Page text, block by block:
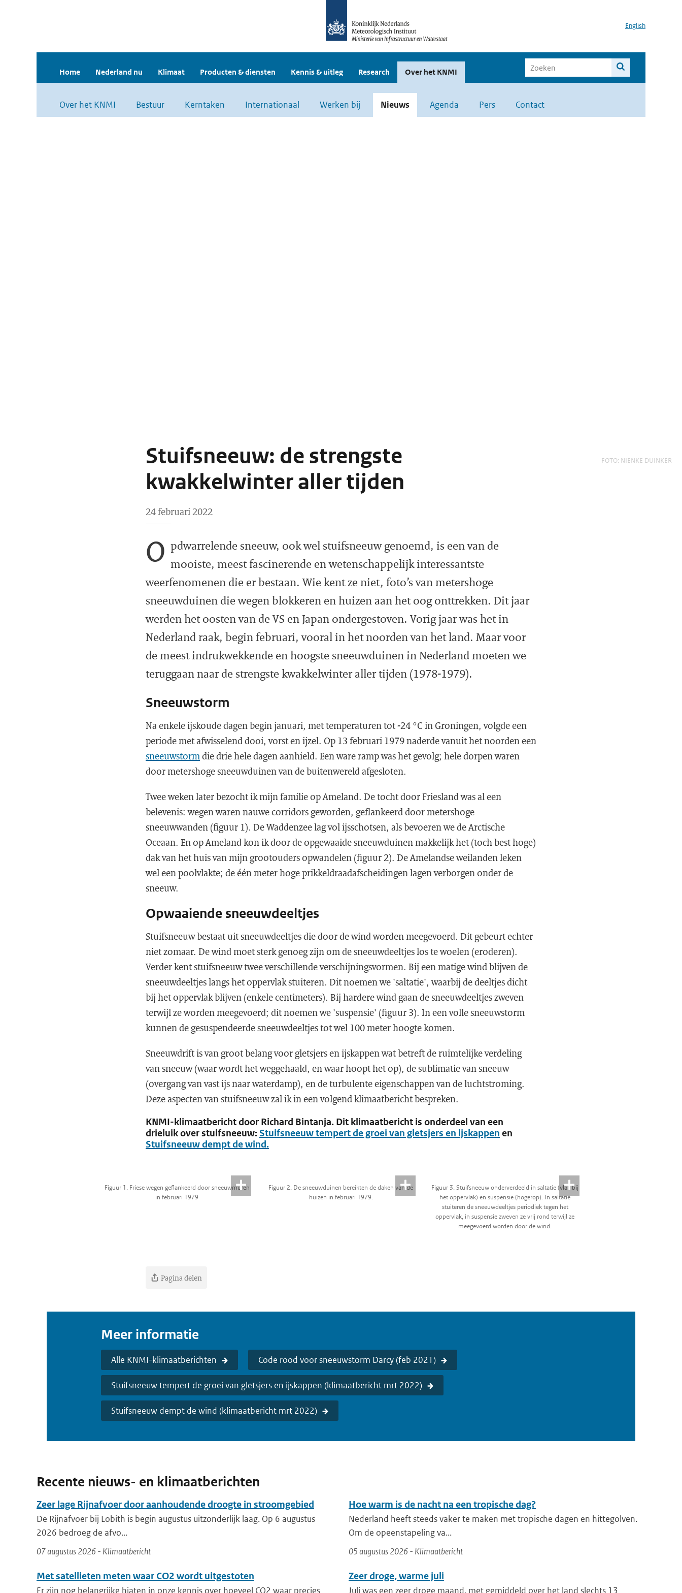
English
Home Nederland nu Klimaat Producten & diensten Kennis & uitleg Research Over het KNMI
Over het KNMI Bestuur Kerntaken Internationaal Werken bij Nieuws Agenda Pers Contact
FOTO: NIENKE DUINKER
Stuifsneeuw: de strengste
kwakkelwinter aller tijden
24 februari 2022
O pdwarrelende sneeuw, ook wel stuifsneeuw genoemd, is een van de
mooiste, meest fascinerende en wetenschappelijk interessantste
weerfenomenen die er bestaan. Wie kent ze niet, foto’s van metershoge
sneeuwduinen die wegen blokkeren en huizen aan het oog onttrekken. Dit jaar
werden het oosten van de VS en Japan ondergestoven. Vorig jaar was het in
Nederland raak, begin februari, vooral in het noorden van het land. Maar voor
de meest indrukwekkende en hoogste sneeuwduinen in Nederland moeten we
teruggaan naar de strengste kwakkelwinter aller tijden (1978-1979).
Sneeuwstorm
Na enkele ijskoude dagen begin januari, met temperaturen tot -24 °C in Groningen, volgde een
periode met afwisselend dooi, vorst en ijzel. Op 13 februari 1979 naderde vanuit het noorden een
sneeuwstormdie drie hele dagen aanhield. Een ware ramp was het gevolg; hele dorpen waren
door metershoge sneeuwduinen van de buitenwereld afgesloten.
Twee weken later bezocht ik mijn familie op Ameland. De tocht door Friesland was al een
belevenis: wegen waren nauwe corridors geworden, geflankeerd door metershoge
sneeuwwanden (figuur 1). De Waddenzee lag vol ijsschotsen, als bevoeren we de Arctische
Oceaan. En op Ameland kon ik door de opgewaaide sneeuwduinen makkelijk het (toch best hoge)
dak van het huis van mijn grootouders opwandelen (figuur 2). De Amelandse weilanden leken
wel een poolvlakte; de één meter hoge prikkeldraadafscheidingen lagen verborgen onder de
sneeuw.
Opwaaiende sneeuwdeeltjes
Stuifsneeuw bestaat uit sneeuwdeeltjes die door de wind worden meegevoerd. Dit gebeurt echter
niet zomaar. De wind moet sterk genoeg zijn om de sneeuwdeeltjes los te woelen (eroderen).
Verder kent stuifsneeuw twee verschillende verschijningsvormen. Bij een matige wind blijven de
sneeuwdeeltjes langs het oppervlak stuiteren. Dit noemen we 'saltatie', waarbij de deeltjes dicht
bij het oppervlak blijven (enkele centimeters). Bij hardere wind gaan de sneeuwdeeltjes zweven
terwijl ze worden meegevoerd; dit noemen we 'suspensie' (figuur 3). In een volle sneeuwstorm
kunnen de gesuspendeerde sneeuwdeeltjes tot wel 100 meter hoogte komen.
Sneeuwdrift is van groot belang voor gletsjers en ijskappen wat betreft de ruimtelijke verdeling
van sneeuw (waar wordt het weggehaald, en waar hoopt het op), de sublimatie van sneeuw
(overgang van vast ijs naar waterdamp), en de turbulente eigenschappen van de luchtstroming.
Deze aspecten van stuifsneeuw zal ik in een volgend klimaatbericht bespreken.
KNMI-klimaatbericht door Richard Bintanja. Dit klimaatbericht is onderdeel van een
drieluik over stuifsneeuw: Stuifsneeuw tempert de groei van gletsjers en ijskappen en
Stuifsneeuw dempt de wind.
Figuur 1. Friese wegen geflankeerd door sneeuwmuren
in februari 1979
Figuur 2. De sneeuwduinen bereikten de daken van de
huizen in februari 1979.
Figuur 3. Stuifsneeuw onderverdeeld in saltatie (vlak bij
het oppervlak) en suspensie (hogerop). In saltatie
stuiteren de sneeuwdeeltjes periodiek tegen het
oppervlak, in suspensie zweven ze vrij rond terwijl ze
meegevoerd worden door de wind.
Pagina delen
Meer informatie
Alle KNMI-klimaatberichten Code rood voor sneeuwstorm Darcy (feb 2021)
Stuifsneeuw tempert de groei van gletsjers en ijskappen (klimaatbericht mrt 2022)
Stuifsneeuw dempt de wind (klimaatbericht mrt 2022)
Recente nieuws- en klimaatberichten
Zeer lage Rijnafvoer door aanhoudende droogte in stroomgebied
De Rijnafvoer bij Lobith is begin augustus uitzonderlijk laag. Op 6 augustus
2026 bedroeg de afvo...
07 augustus 2026 - Klimaatbericht
Hoe warm is de nacht na een tropische dag?
Nederland heeft steeds vaker te maken met tropische dagen en hittegolven.
Om de opeenstapeling va...
05 augustus 2026 - Klimaatbericht
Met satellieten meten waar CO2 wordt uitgestoten
Er zijn nog belangrijke hiaten in onze kennis over hoeveel CO2 waar precies
Zeer droge, warme juli
Juli was een zeer droge maand, met gemiddeld over het land slechts 13